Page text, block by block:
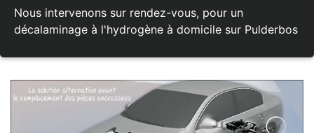
Nous intervenons sur rendez-vous, pour un
décalaminage à l'hydrogène à domicile sur Pulderbos